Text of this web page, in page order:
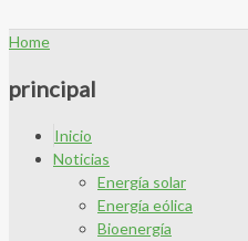
Home
principal
Inicio
Noticias
Energía solar
Energía eólica
Bioenergía